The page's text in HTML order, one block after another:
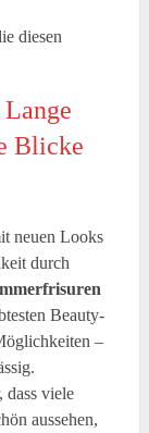
diesen
Blicke
neuen Looks
durch
Beauty-
–
dass viele
aussehen,